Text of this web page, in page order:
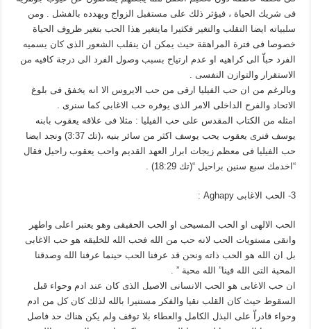
فى شريك الحياة ، فيؤثر ذلك على مستقبل الزواج ويهدده بالفشل . ومن
سلبياته ايضا التقلب والتغير فكثيرا مايتغير هذا الحب بتغير ظروف الحياة
خصوصا فى فترة المراهقة حيث يمكن ان ينقلب الشعور الذى كان يسميه
الفرد حباّ الى كراهيه او عدم ارتياح بسبب وصول الفرد الى درجة كافيه من
الاستقرار والتوازن النفسى .
وبالرغم من ان حب الفيليا ارقى من حب الايروس الا انه يخفق فى بلوغ
الاتحاد والفرح الداخلى الامر الذى يوفره حب الاغابى كما سنرى .
امثله من الكتاب المقدس على حب الفيليا : مثلا فى علاقه يعقوب بابنه
يوسف فنرى يعقوب يحب يوسف اكثر من سائر بنيه ،(تك 3:37) ونجد ايضا
حب الفيليا فى معظم زيجات ابرار العهد القديم واحب يعقوب راحيل فقال
“اخدمك سبع سنين براحيل “(تك 18:29) .
3- الحب الاغابى Aghapy :
الحب الالهى او الحب المسيحى او الحب الحقيقى وهو يعتبر اعلى واطهر
وانقى مستويات الحب لانه حب من الله فحب الله للخليقه هو حب الاغابى
بل ان الله هو الحب ذاته ونحن قد عرفنا الحب حينما عرفنا الله وصدقنا
المحبة التى الله فينا” الله محبة ” .
ان حب الاغابى هو الحب الانسانى الاصيل الذى كان عند ادم وحواء قبل
السقوط حيث كان القلب نقيا والفكر مستنيرا بالله لذلك كان كل من ادم
وحواء قادراّ على البذل الكامل والعطاء بلا توقف ولم يكن هناك حد فاصل